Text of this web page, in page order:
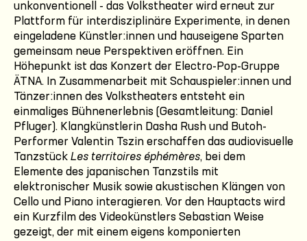
unkonventionell - das Volkstheater wird erneut zur
Plattform für interdisziplinäre Experimente, in denen
eingeladene Künstler:innen und hauseigene Sparten
gemeinsam neue Perspektiven eröffnen. Ein
Höhepunkt ist das Konzert der Electro-Pop-Gruppe
ÄTNA. In Zusammenarbeit mit Schauspieler:innen und
Tänzer:innen des Volkstheaters entsteht ein
einmaliges Bühnenerlebnis (Gesamtleitung: Daniel
Pfluger). Klangkünstlerin Dasha Rush und Butoh-
Performer Valentin Tszin erschaffen das audiovisuelle
Tanzstück Les territoires éphémères, bei dem
Elemente des japanischen Tanzstils mit
elektronischer Musik sowie akustischen Klängen von
Cello und Piano interagieren. Vor den Hauptacts wird
ein Kurzfilm des Videokünstlers Sebastian Weise
gezeigt, der mit einem eigens komponierten